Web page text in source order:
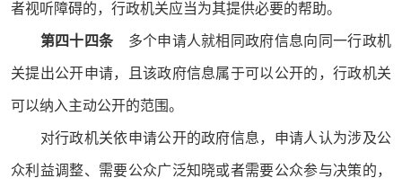
者视听障碍的，行政机关应当为其提供必要的帮助。
第四十四条多个申请人就相同政府信息向同一行政机
关提出公开申请，且该政府信息属于可以公开的，行政机关
可以纳入主动公开的范围。
对行政机关依申请公开的政府信息，申请人认为涉及公
众利益调整、需要公众广泛知晓或者需要公众参与决策的，